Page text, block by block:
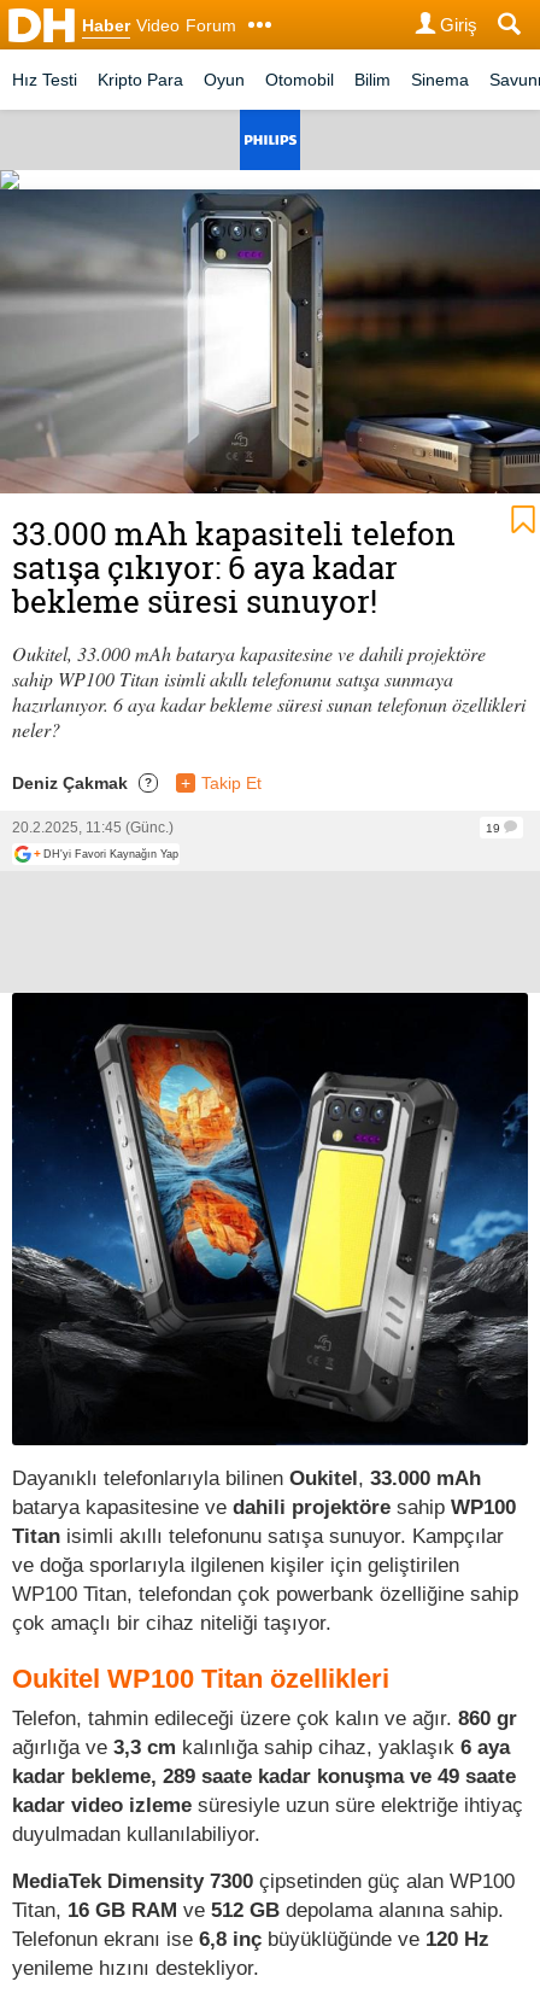
Haber Video Forum Giriş
Hız Testi Kripto Para Oyun Otomobil Bilim Sinema
33.000 mAh kapasiteli telefon
satışa çıkıyor: 6 aya kadar
bekleme süresi sunuyor!
Oukitel, 33.000 mAh batarya kapasitesine ve dahili projektöre
sahip WP100 Titan isimli akıllı telefonunu satışa sunmaya
hazırlanıyor. 6 aya kadar bekleme süresi sunan telefonun özellikleri
neler?
Deniz Çakmak ? + Takip Et
20.2.2025, 11:45 (Günc.)
19
+ DH'yi Favori Kaynağın Yap
Dayanıklı telefonlarıyla bilinen Oukitel, 33.000 mAh
batarya kapasitesine ve dahili projektöre sahip WP100
Titan isimli akıllı telefonunu satışa sunuyor. Kampçılar
ve doğa sporlarıyla ilgilenen kişiler için geliştirilen
WP100 Titan, telefondan çok powerbank özelliğine sahip
çok amaçlı bir cihaz niteliği taşıyor.
Oukitel WP100 Titan özellikleri
Telefon, tahmin edileceği üzere çok kalın ve ağır. 860 gr
ağırlığa ve 3,3 cm kalınlığa sahip cihaz, yaklaşık 6 aya
kadar bekleme, 289 saate kadar konuşma ve 49 saate
kadar video izleme süresiyle uzun süre elektriğe ihtiyaç
duyulmadan kullanılabiliyor.
MediaTek Dimensity 7300 çipsetinden güç alan WP100
Titan, 16 GB RAM ve 512 GB depolama alanına sahip.
Telefonun ekranı ise 6,8 inç büyüklüğünde ve 120 Hz
yenileme hızını destekliyor.